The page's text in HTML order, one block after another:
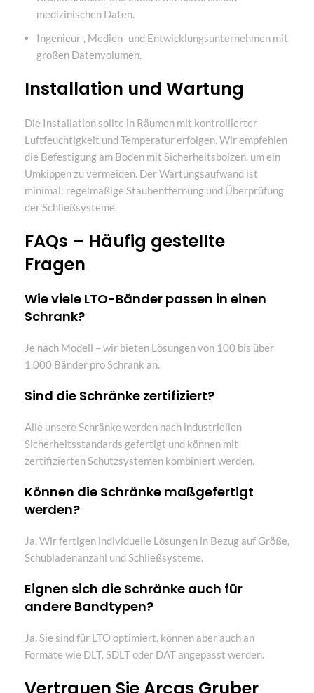
medizinischen Daten.
Ingenieur-, Medien- und Entwicklungsunternehmen mit
großen Datenvolumen.
Installation und Wartung
Die Installation sollte in Räumen mit kontrollierter
Luftfeuchtigkeit und Temperatur erfolgen. Wir empfehlen
die Befestigung am Boden mit Sicherheitsbolzen, um ein
Umkippen zu vermeiden. Der Wartungsaufwand ist
minimal: regelmäßige Staubentfernung und Überprüfung
der Schließsysteme.
FAQs – Häufig gestellte
Fragen
Wie viele LTO-Bänder passen in einen
Schrank?
Je nach Modell – wir bieten Lösungen von 100 bis über
1.000 Bänder pro Schrank an.
Sind die Schränke zertifiziert?
Alle unsere Schränke werden nach industriellen
Sicherheitsstandards gefertigt und können mit
zertifizierten Schutzsystemen kombiniert werden.
Können die Schränke maßgefertigt
werden?
Ja. Wir fertigen individuelle Lösungen in Bezug auf Größe,
Schubladenanzahl und Schließsysteme.
Eignen sich die Schränke auch für
andere Bandtypen?
Ja. Sie sind für LTO optimiert, können aber auch an
Formate wie DLT, SDLT oder DAT angepasst werden.